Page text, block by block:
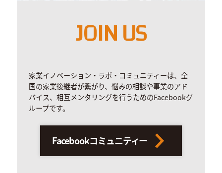
JOIN US
家業イノベーション・ラボ・コミュニティーは、全
国の家業後継者が繋がり、悩みの相談や事業のアド
バイス、相互メンタリングを行うためのFacebookグ
ループです。
Facebookコミュニティー